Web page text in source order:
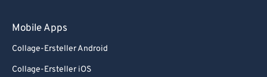
Mobile Apps
Collage-Ersteller Android
Collage-Ersteller iOS